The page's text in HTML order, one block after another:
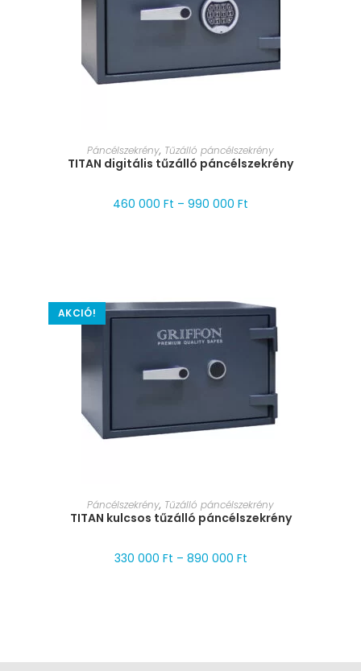
MÉRET VÁLASZTÁSA
Páncélszekrény, Tűzálló páncélszekrény
TITAN digitális tűzálló páncélszekrény
460 000 Ft – 990 000 Ft
AKCIÓ!
MÉRET VÁLASZTÁSA
Páncélszekrény, Tűzálló páncélszekrény
TITAN kulcsos tűzálló páncélszekrény
330 000 Ft – 890 000 Ft